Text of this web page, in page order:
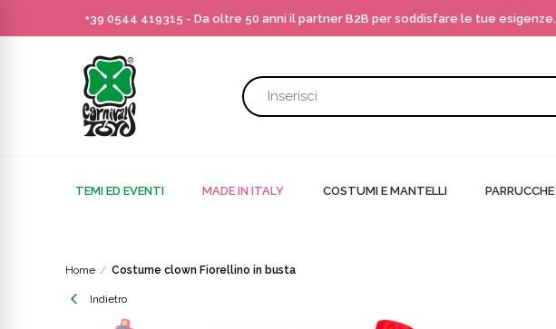
+39 0544 419315 - Da oltre 50 anni il partner B2B per soddisfare le tue esigenze.
TEMI ED EVENTI MADE IN ITALY COSTUMI E MANTELLI PARRUCCHE
Home Costume clown Fiorellino in busta
Indietro